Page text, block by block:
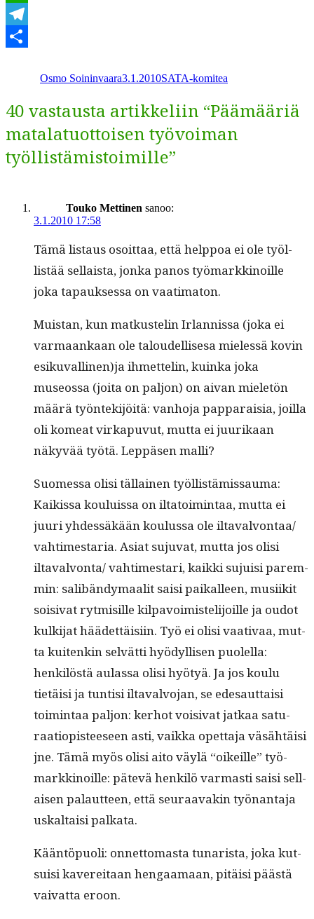
WhatsApp
Telegram
Osmo Soininvaara3.1.2010SATA-komitea
40 vastausta artikkeliin “Päämääriä
matalatuottoisen työvoiman
työllistämistoimille”
Touko Mettinen sanoo:
3.1.2010 17:58
Tämä lis­taus osoit­taa, että help­poa ei ole työl­
listää sel­l­aista, jon­ka panos työ­markki­noille
joka tapauk­ses­sa on vaatimaton.
Muis­tan, kun matkustelin Irlan­nis­sa (joka ei
var­maankaan ole taloudel­lis­esa mielessä kovin
esikuvallinen)ja ihmettelin, kuin­ka joka
museossa (joi­ta on paljon) on aivan mieletön
määrä työn­tek­i­jöitä: van­ho­ja pap­pa­raisia, joil­la
oli komeat virka­pu­vut, mut­ta ei juurikaan
näkyvää työtä. Lep­päsen malli?
Suomes­sa olisi täl­lainen työl­listämis­sauma:
Kaikissa kouluis­sa on ilta­toim­intaa, mut­ta ei
juuri yhdessäkään koulus­sa ole iltavalvontaa/
vah­times­taria. Asi­at suju­vat, mut­ta jos olisi
iltavalvonta/ vah­times­tari, kaik­ki sujuisi parem­
min: sal­ibändy­maalit saisi paikalleen, musi­ik­it
soisi­vat ryt­misille kil­pavoimis­telijoille ja oudot
kulk­i­jat häädet­täisi­in. Työ ei olisi vaa­ti­vaa, mut­
ta kuitenkin selvät­ti hyödyl­lisen puolel­la:
henkilöstä aulas­sa olisi hyö­tyä. Ja jos koulu
tietäisi ja tun­tisi iltavalvo­jan, se edesaut­taisi
toim­intaa paljon: ker­hot voisi­vat jatkaa sat­u­
raa­tiopis­teeseen asti, vaik­ka opet­ta­ja väsähtäisi
jne. Tämä myös olisi aito väylä “oikeille” työ­
markki­noille: pätevä henkilö var­masti saisi sel­l­
aisen palaut­teen, että seu­raavakin työ­nan­ta­ja
uskaltaisi palkata.
Kään­töpuoli: onnet­tomas­ta tunar­ista, joka kut­
su­isi kavere­itaan hen­gaa­maan, pitäisi päästä
vai­vat­ta eroon.